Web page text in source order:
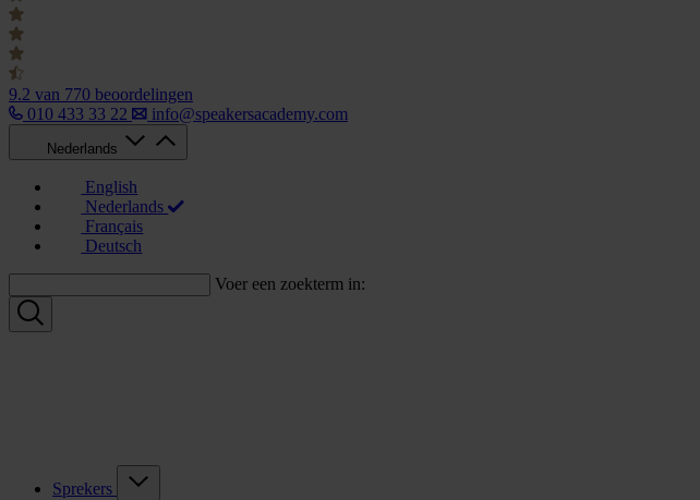
9.2 van 770 beoordelingen
010 433 33 22
info@speakersacademy.com
Nederlands
English
Nederlands
Français
Deutsch
Voer een zoekterm in:
Sprekers